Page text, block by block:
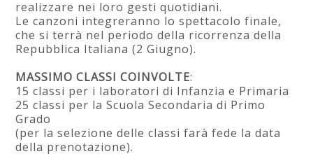
realizzare nei loro gesti quotidiani.
Le canzoni integreranno lo spettacolo finale,
che si terrà nel periodo della ricorrenza della
Repubblica Italiana (2 Giugno).
MASSIMO CLASSI COINVOLTE:
15 classi per i laboratori di Infanzia e Primaria
25 classi per la Scuola Secondaria di Primo
Grado
(per la selezione delle classi farà fede la data
della prenotazione).